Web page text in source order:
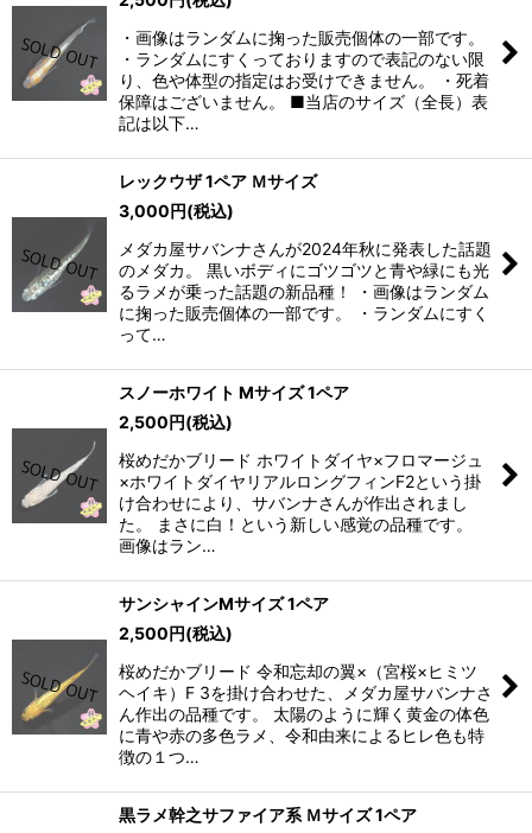
・画像はランダムに掬った販売個体の一部です。
・ランダムにすくっておりますので表記のない限
り、色や体型の指定はお受けできません。 ・死着
保障はございません。 ■当店のサイズ（全長）表
記は以下…
レックウザ 1ペア Ｍサイズ
3,000円(税込)
メダカ屋サバンナさんが2024年秋に発表した話題
のメダカ。 黒いボディにゴツゴツと青や緑にも光
るラメが乗った話題の新品種！ ・画像はランダム
に掬った販売個体の一部です。 ・ランダムにすく
って…
スノーホワイト Mサイズ 1ペア
2,500円(税込)
桜めだかブリード ホワイトダイヤ×フロマージュ
×ホワイトダイヤリアルロングフィンF2という掛
け合わせにより、サバンナさんが作出されまし
た。 まさに白！という新しい感覚の品種です。
画像はラン…
サンシャインMサイズ 1ペア
2,500円(税込)
桜めだかブリード 令和忘却の翼×（宮桜×ヒミツ
ヘイキ）F 3を掛け合わせた、メダカ屋サバンナさ
ん作出の品種です。 太陽のように輝く黄金の体色
に青や赤の多色ラメ、令和由来によるヒレ色も特
徴の１つ…
黒ラメ幹之サファイア系 Ｍサイズ 1ペア